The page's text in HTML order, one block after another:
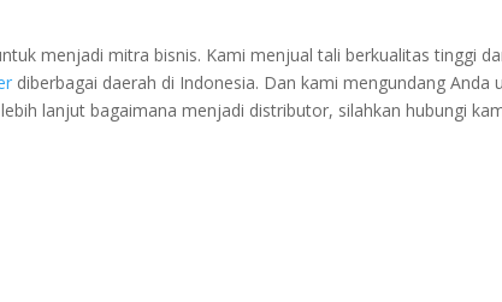
menjadi mitra bisnis. Kami menjual tali berkualitas tinggi
diberbagai daerah di Indonesia. Dan kami mengundang Anda
lanjut bagaimana menjadi distributor, silahkan hubungi